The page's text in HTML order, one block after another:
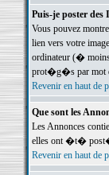
Puis-je poster des
Vous pouvez
lien vers votre
ordinateur (�
prot�g�s par mot
Revenir en haut de
Que sont les
Les Annonces
elles ont �t�
Revenir en haut de